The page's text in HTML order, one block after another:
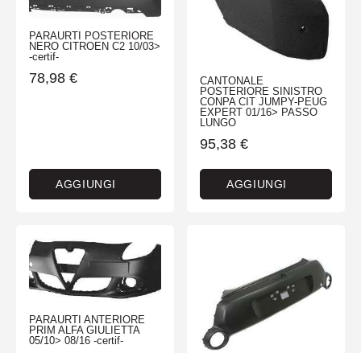
PARAURTI POSTERIORE
NERO CITROEN C2 10/03>
-certif-
78,98 €
AGGIUNGI
CANTONALE
POSTERIORE SINISTRO
CONPA CIT JUMPY-PEUG
EXPERT 01/16> PASSO
LUNGO
95,38 €
AGGIUNGI
PARAURTI ANTERIORE
PRIM ALFA GIULIETTA
05/10> 08/16 -certif-